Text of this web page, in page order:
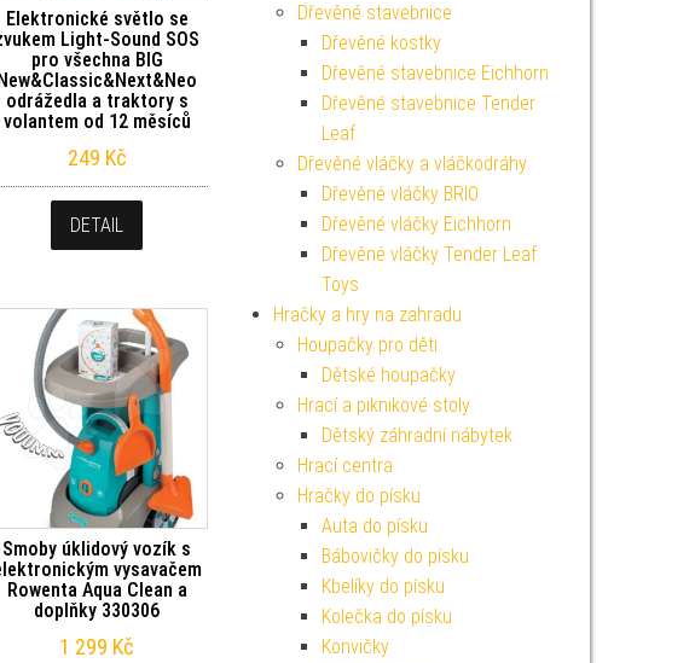
Elektronické světlo se
Light-Sound SOS
pro všechna BIG
odrážedla a traktory s
volantem od 12 měsíců
249 Kč
DETAIL
Smoby úklidový vozík s
vysavačem
Rowenta Aqua Clean a
doplňky 330306
1 299 Kč
Dřevěné stavebnice
Dřevěné kostky
Dřevěné stavebnice Eichhorn
Dřevěné stavebnice Tender
Leaf
Dřevěné vláčky a vláčkodráhy
Dřevěné vláčky BRIO
Dřevěné vláčky Eichhorn
Dřevěné vláčky Tender Leaf
Toys
Hračky a hry na zahradu
Houpačky pro děti
Dětské houpačky
Hrací a piknikové stoly
Dětský záhradní nábytek
Hrací centra
Hračky do písku
Auta do písku
Bábovičky do písku
Kbelíky do písku
Kolečka do písku
Konvičky